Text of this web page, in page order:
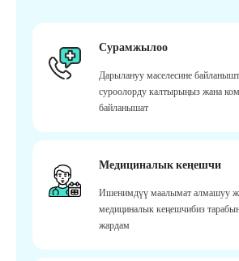
Сурамжылоо
Дарылануу маселесине
суроолорду калтырыңыз жана
байланышат
Медициналык кеңешчи
Ишенимдүү маалымат алмашуу
медициналык кеңешчибиз
жардам